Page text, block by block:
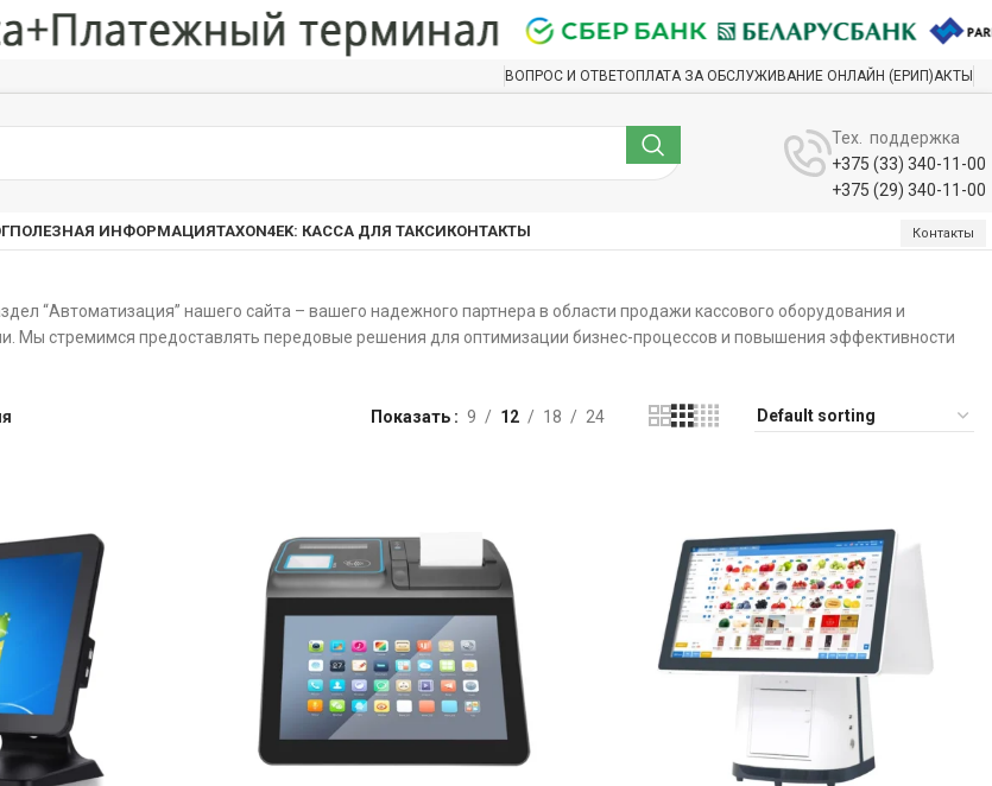
ВОПРОС И ОТВЕТОПЛАТА ЗА ОБСЛУЖИВАНИЕ ОНЛАЙН (ЕРИП)АКТЫ
Тех. поддержка
+375 (33) 340-11-00
+375 (29) 340-11-00
ПОЛЕЗНАЯ ИНФОРМАЦИЯTAXON4EK: КАССА ДЛЯ ТАКСИКОНТАКТЫ Контакты
“Автоматизация” нашего сайта – вашего надежного партнера в области продажи кассового оборудования и
Мы стремимся предоставлять передовые решения для оптимизации бизнес-процессов и повышения эффективности
Показать 9 12 18 24